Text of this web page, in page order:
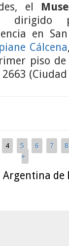
el
dirigido
en
Cálcena
piso
4 5 6 7
8
»
de